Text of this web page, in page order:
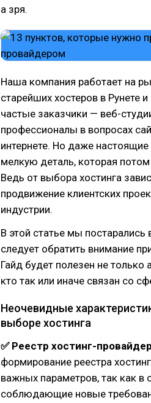
а зря.
Наша компания работает на
старейших хостеров в Рунете
частые заказчики — веб-
профессионалы в вопросах
интернете. Но даже
мелкую деталь, которая
Ведь от выбора хостинга
продвижение клиентских
индустрии.
В этой статье мы постарались
следует обратить внимание
Гайд будет полезен не только
кто так или иначе связан со
Неочевидные
выборе хостинга
✅ Реестр хостинг-
формирование реестра
важных параметров, так как в
соблюдающие новые